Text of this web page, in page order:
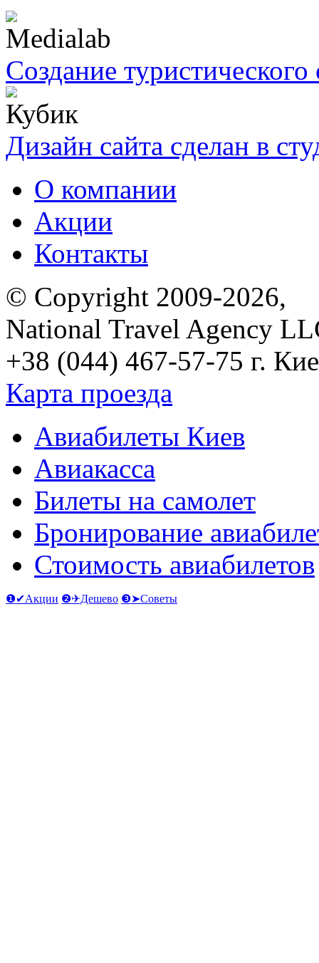
Создание туристического
Дизайн сайта сделан в
О компании
Акции
Контакты
© Copyright 2009-2026,
National Travel Agency
+38 (044) 467-57-75 г.
Карта проезда
Авиабилеты Киев
Авиакасса
Билеты на самолет
Бронирование
Стоимость авиабилетов
❶✔Акции ❷✈Дешево ❸➤Советы